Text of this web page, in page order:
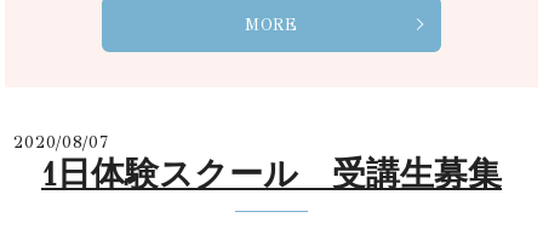
MORE
2020/08/07
1日体験スクール 受講生募集